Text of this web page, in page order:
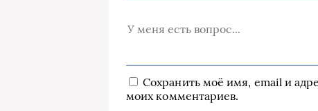
Сохранить моё имя, email и
моих комментариев.